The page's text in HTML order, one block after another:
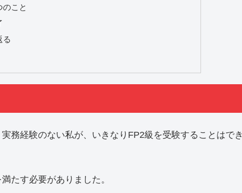
こと
る
務経験のない私が、いきなりFP2級を受験することはでき
たす必要がありました。